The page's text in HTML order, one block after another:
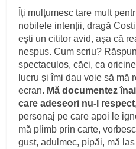
Îți mulțumesc tare mult
nobilele intenții, dragă
ești un cititor avid, așa că
nespus. Cum scriu?
spectaculos, căci, ca
lucru și îmi dau voie să mă
ecran. Mă documentez
care adeseori nu-l respect
personaj pe care apoi le
mă plimb prin carte,
gust, adulmec, pipăi, mă